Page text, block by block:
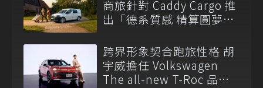
商旅針對 Caddy Cargo 推
出「德系質感 精算圓夢」
跨界形象契合跑旅性格 胡
宇威擔任 Volkswagen
The all-new T-Roc 品牌